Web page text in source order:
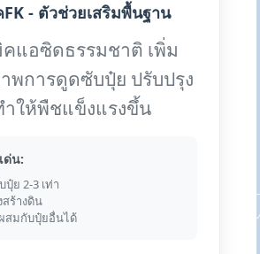
- ตัวช่วยเสริมพื้นฐาน
แอซิดธรรมชาติ เพิ่ม
พการดูดซับปุ๋ย ปรับปรุง
ให้พืชแข็งแรงขึ้น
ด่น:
ปุ๋ย 2-3 เท่า
สร้างดิน
สมกับปุ๋ยอื่นได้